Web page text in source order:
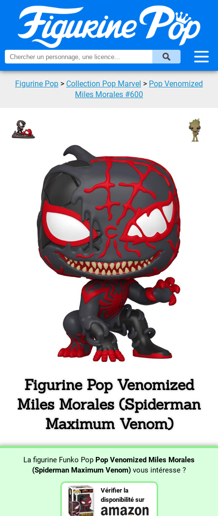
Figurine Pop > Collection Pop Marvel > Pop Venomized
Miles Morales #600
Figurine Pop Venomized
Miles Morales (Spiderman
Maximum Venom)
La figurine Funko Pop Pop Venomized Miles Morales
(Spiderman Maximum Venom) vous intéresse ?
Vérifier la
disponibilité sur